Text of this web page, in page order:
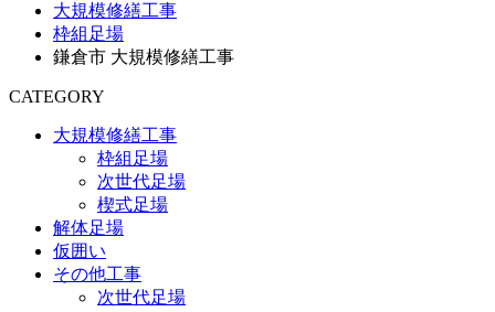
大規模修繕工事
枠組足場
鎌倉市 大規模修繕工事
CATEGORY
大規模修繕工事
枠組足場
次世代足場
楔式足場
解体足場
仮囲い
その他工事
次世代足場